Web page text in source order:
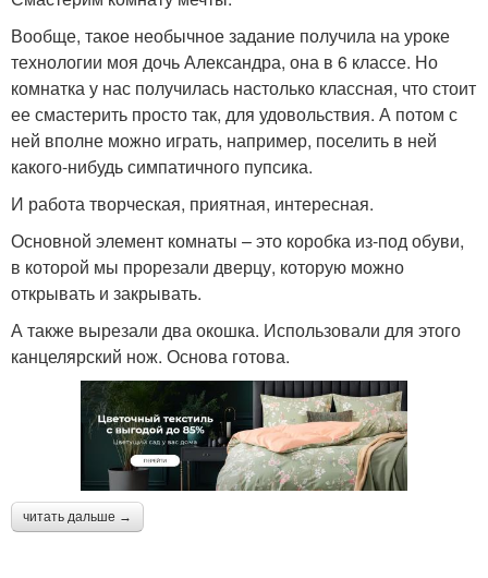
Вообще, такое необычное задание получила на уроке
технологии моя дочь Александра, она в 6 классе. Но
комнатка у нас получилась настолько классная, что стоит
ее смастерить просто так, для удовольствия. А потом с
ней вполне можно играть, например, поселить в ней
какого-нибудь симпатичного пупсика.
И работа творческая, приятная, интересная.
Основной элемент комнаты – это коробка из-под обуви,
в которой мы прорезали дверцу, которую можно
открывать и закрывать.
А также вырезали два окошка. Использовали для этого
канцелярский нож. Основа готова.
читать дальше →